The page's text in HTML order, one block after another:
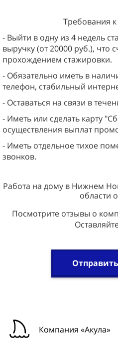
Требования к
- Выйти в одну из 4 недель
выручку (от 20000 руб.), что
прохождением стажировки.
- Обязательно иметь в
телефон, стабильный
- Оставаться на связи в
- Иметь или сделать карту
осуществления выплат
- Иметь отдельное тихое
звонков.
Работа на дому в Нижнем
области
Посмотрите отзывы о
Компания «Акула»